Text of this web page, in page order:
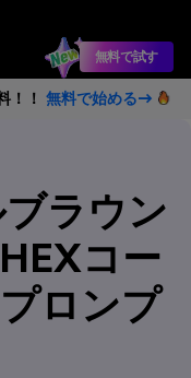
無料で試す
！！ 無料で始める→
ラウン
コー
ロンプ